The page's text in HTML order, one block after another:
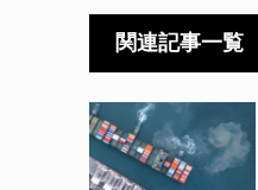
関連記事一覧